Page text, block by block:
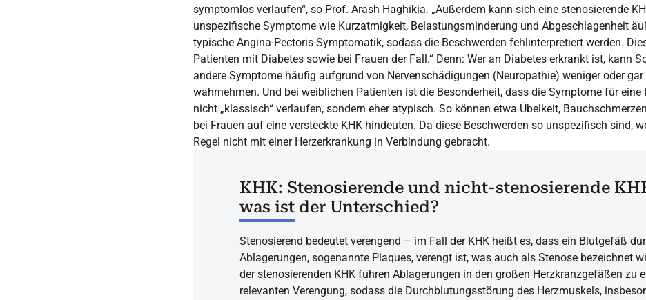
symptomlos verlaufen“, so Prof. Arash Haghikia. „Außerdem kann sich eine stenosierende
unspezifische Symptome wie Kurzatmigkeit, Belastungsminderung und Abgeschlagenheit
typische Angina-Pectoris-Symptomatik, sodass die Beschwerden fehlinterpretiert werden.
Patienten mit Diabetes sowie bei Frauen der Fall.“ Denn: Wer an Diabetes erkrankt ist, kann
andere Symptome häufig aufgrund von Nervenschädigungen (Neuropathie) weniger oder
wahrnehmen. Und bei weiblichen Patienten ist die Besonderheit, dass die Symptome für eine
nicht „klassisch“ verlaufen, sondern eher atypisch. So können etwa Übelkeit,
bei Frauen auf eine versteckte KHK hindeuten. Da diese Beschwerden so unspezifisch sind,
Regel nicht mit einer Herzerkrankung in Verbindung gebracht.
KHK: Stenosierende und nicht-stenosierende
was ist der Unterschied?
Stenosierend bedeutet verengend – im Fall der KHK heißt es, dass ein Blutgefäß
Ablagerungen, sogenannte Plaques, verengt ist, was auch als Stenose bezeichnet
der stenosierenden KHK führen Ablagerungen in den großen Herzkranzgefäßen zu
relevanten Verengung, sodass die Durchblutungsstörung des Herzmuskels,